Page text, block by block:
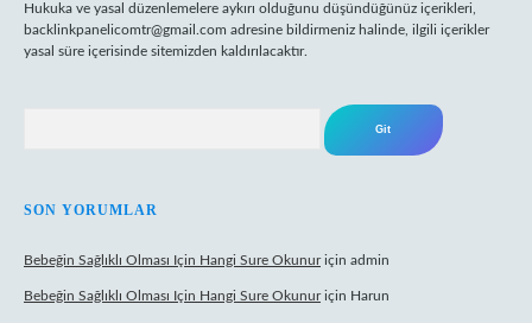
Hukuka ve yasal düzenlemelere aykırı olduğunu düşündüğünüz içerikleri,
backlinkpanelicomtr@gmail.com adresine bildirmeniz halinde, ilgili içerikler
yasal süre içerisinde sitemizden kaldırılacaktır.
SON YORUMLAR
Bebeğin Sağlıklı Olması Için Hangi Sure Okunuriçin admin
Bebeğin Sağlıklı Olması Için Hangi Sure Okunuriçin Harun